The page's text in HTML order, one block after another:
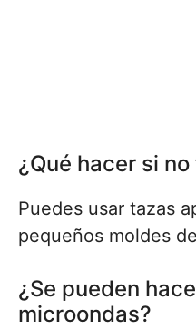
¿Qué hacer si
Puedes usar tazas
pequeños moldes
¿Se pueden
microondas?